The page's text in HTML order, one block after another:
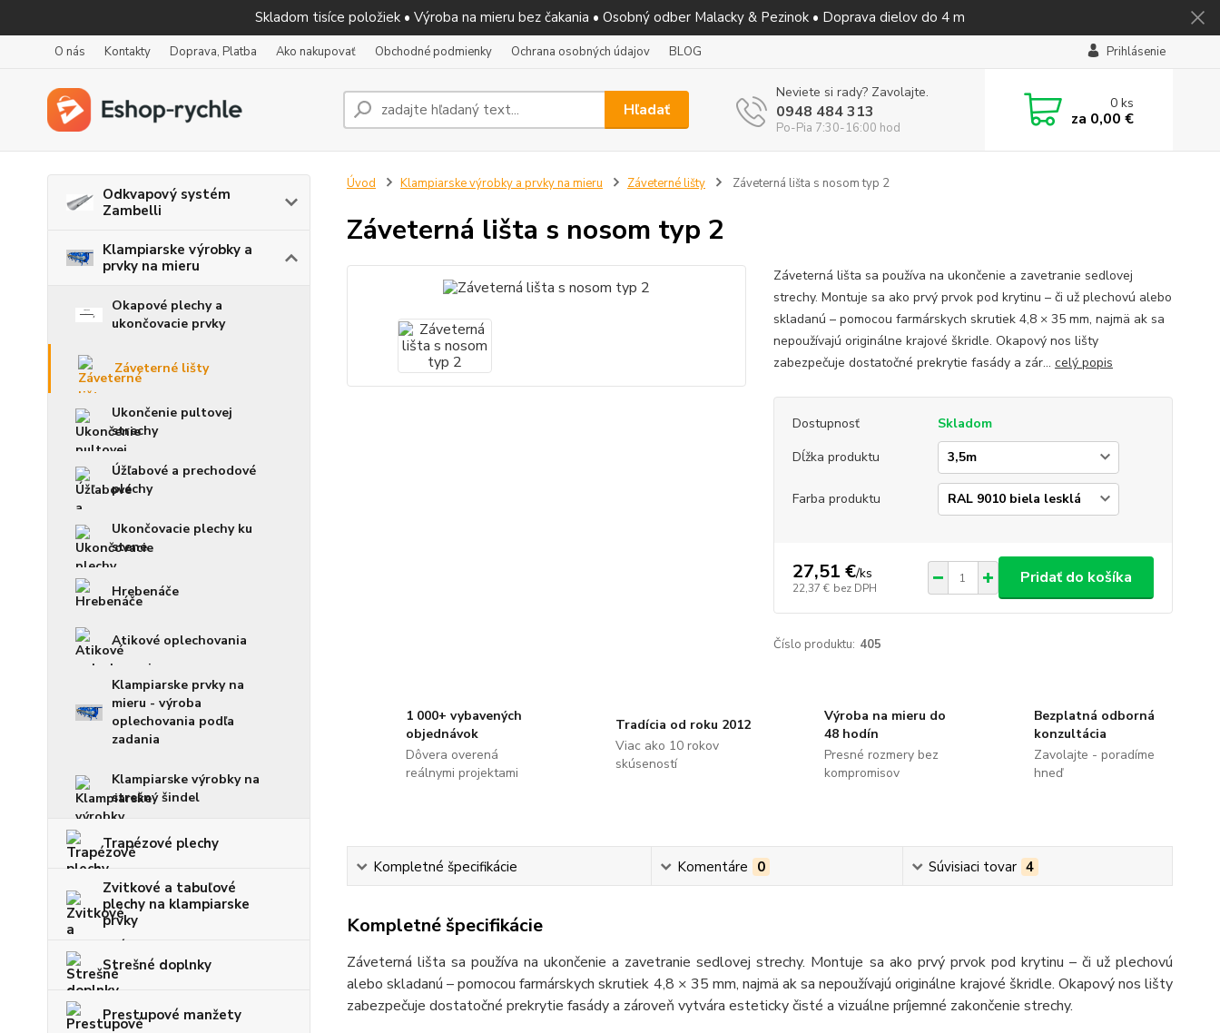
Skladom tisíce položiek • Výroba na mieru bez čakania • Osobný odber Malacky & Pezinok • Doprava dielov do 4 m
O nás Kontakty Doprava, Platba Ako nakupovať Obchodné podmienky Ochrana osobných údajov BLOG Prihlásenie
Hľadať
Neviete si rady? Zavolajte.
0948 484 313
Po-Pia 7:30-16:00 hod
0ks
za 0,00 €
Odkvapový systém
Zambelli
Klampiarske výrobky a
prvky na mieru
Okapové plechy a
ukončovacie prvky
Záveterné lišty
Ukončenie pultovej
strechy
Úžľabové a prechodové
plechy
Ukončovacie plechy ku
stene
Hrebenáče
Atikové oplechovania
Klampiarske prvky na
mieru - výroba
oplechovania podľa
zadania
Klampiarske výrobky na
strešný šindel
Trapézové plechy
Zvitkové a tabuľové
plechy na klampiarske
prvky
Strešné doplnky
Prestupové manžety
Úvod Klampiarske výrobky a prvky na mieru Záveterné lišty Záveterná lišta s nosom typ 2
Záveterná lišta s nosom typ 2
Záveterná lišta sa používa na ukončenie a zavetranie sedlovej
strechy. Montuje sa ako prvý prvok pod krytinu – či už plechovú alebo
skladanú – pomocou farmárskych skrutiek 4,8 × 35 mm, najmä ak sa
nepoužívajú originálne krajové škridle. Okapový nos lišty
zabezpečuje dostatočné prekrytie fasády a zár... celý popis
Dostupnosť
Skladom
Dĺžka produktu
Farba produktu
27,51 €/ks
22,37 € bez DPH
Pridať do košíka
Číslo produktu: 405
1 000+ vybavených
objednávok
Dôvera overená
reálnymi projektami
Tradícia od roku 2012
Viac ako 10 rokov
skúseností
Výroba na mieru do
48 hodín
Presné rozmery bez
kompromisov
Bezplatná odborná
konzultácia
Zavolajte - poradíme
hneď
Kompletné špecifikácie Komentáre 0 Súvisiaci tovar 4
Kompletné špecifikácie
Záveterná lišta sa používa na ukončenie a zavetranie sedlovej strechy. Montuje sa ako prvý prvok pod krytinu – či už plechovú
alebo skladanú – pomocou farmárskych skrutiek 4,8 × 35 mm, najmä ak sa nepoužívajú originálne krajové škridle. Okapový nos lišty
zabezpečuje dostatočné prekrytie fasády a zároveň vytvára esteticky čisté a vizuálne príjemné zakončenie strechy.